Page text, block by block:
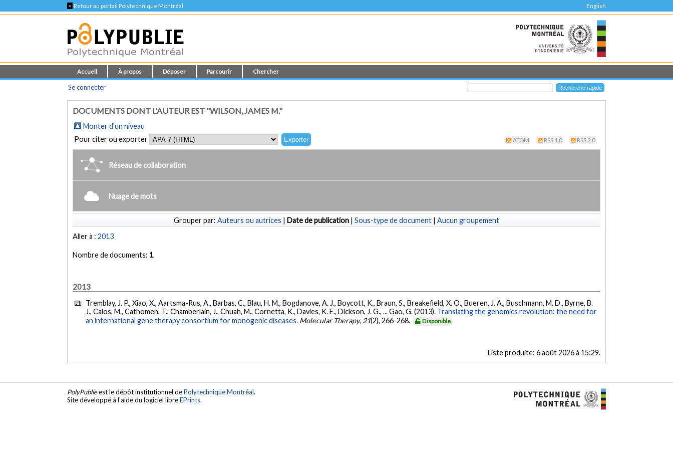
< Retour au portail Polytechnique Montréal English
Accueil À propos Déposer Parcourir Chercher
Se connecter
DOCUMENTS DONT L'AUTEUR EST "WILSON, JAMES M."
Monter d'un niveau
Pour citer ou exporter
ATOM RSS 1.0 RSS 2.0
Réseau de collaboration
Nuage de mots
Grouper par: Auteurs ou autrices | Date de publication | Sous-type de document | Aucun groupement
Aller à :2013
Nombre de documents: 1
2013
Tremblay, J. P., Xiao, X., Aartsma-Rus, A., Barbas, C., Blau, H. M., Bogdanove, A. J., Boycott, K., Braun, S., Breakefield, X. O., Bueren, J. A., Buschmann, M. D., Byrne, B.
J., Calos, M., Cathomen, T., Chamberlain, J., Chuah, M., Cornetta, K., Davies, K. E., Dickson, J. G., ... Gao, G. (2013). Translating the genomics revolution: the need for
an international gene therapy consortium for monogenic diseases. Molecular Therapy, 21(2), 266-268. Disponible
Liste produite: 6 août 2026 à 15:29.
PolyPublieest le dépôt institutionnel dePolytechnique Montréal.
Site développé à l'aide du logiciel libreEPrints.